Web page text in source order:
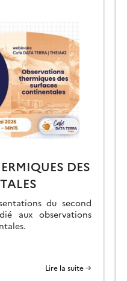
DES
du second
aux observations
Lire la suite →